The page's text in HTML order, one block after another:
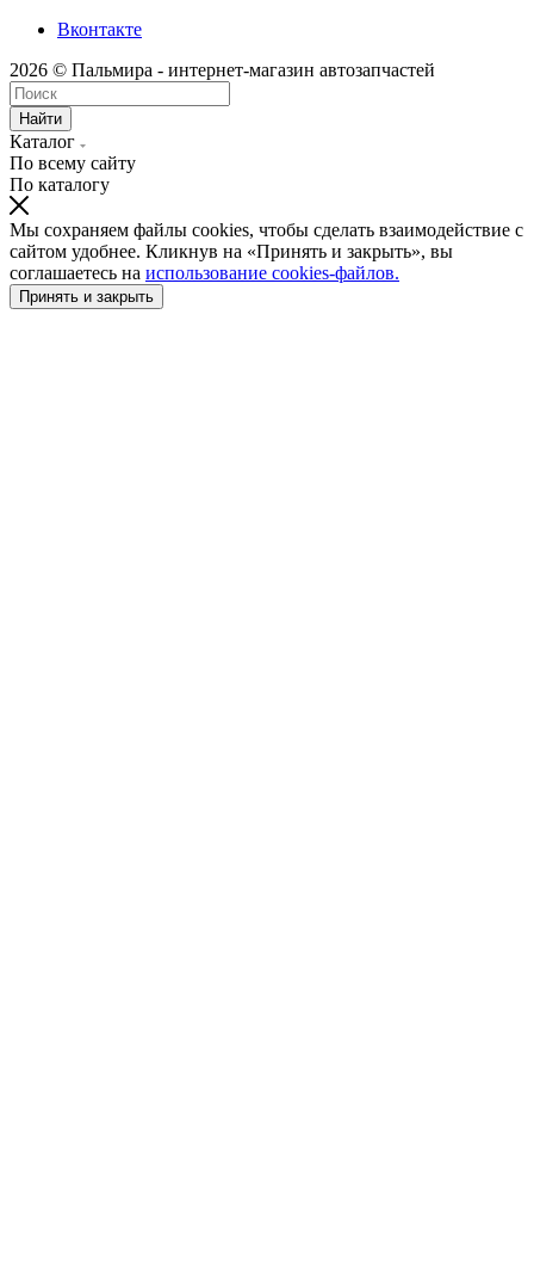
Вконтакте
2026 © Пальмира - интернет-магазин автозапчастей
Найти
Каталог
По всему сайту
По каталогу
Мы сохраняем файлы cookies, чтобы сделать взаимодействие с
сайтом удобнее. Кликнув на «Принять и закрыть», вы
соглашаетесь на использование cookies-файлов.
Принять и закрыть